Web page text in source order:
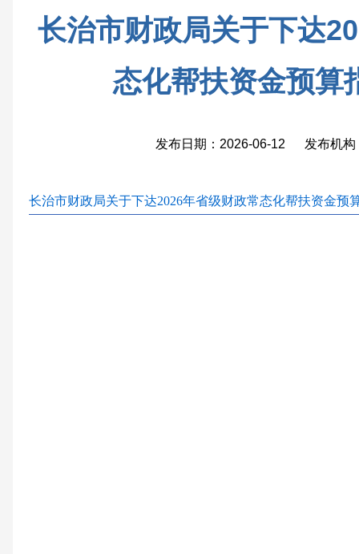
长治市财政局关于下达
态化帮扶资金预算
发布日期：2026-06-12 发布机构
长治市财政局关于下达2026年省级财政常态化帮扶资金预